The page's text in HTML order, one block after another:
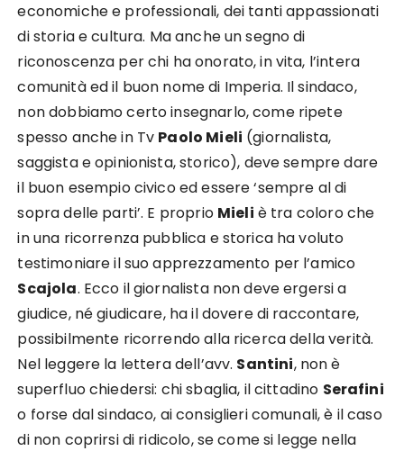
economiche e professionali, dei tanti appassionati
di storia e cultura. Ma anche un segno di
riconoscenza per chi ha onorato, in vita, l’intera
comunità ed il buon nome di Imperia. Il sindaco,
non dobbiamo certo insegnarlo, come ripete
spesso anche in Tv Paolo Mieli (giornalista,
saggista e opinionista, storico), deve sempre dare
il buon esempio civico ed essere ‘sempre al di
sopra delle parti’. E proprio Mieli è tra coloro che
in una ricorrenza pubblica e storica ha voluto
testimoniare il suo apprezzamento per l’amico
Scajola. Ecco il giornalista non deve ergersi a
giudice, né giudicare, ha il dovere di raccontare,
possibilmente ricorrendo alla ricerca della verità.
Nel leggere la lettera dell’avv. Santini, non è
superfluo chiedersi: chi sbaglia, il cittadino Serafini
o forse dal sindaco, ai consiglieri comunali, è il caso
di non coprirsi di ridicolo, se come si legge nella